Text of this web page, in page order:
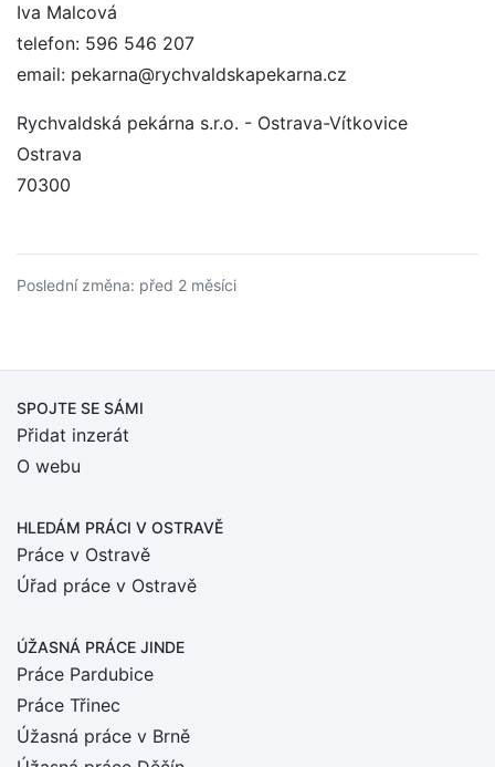
Iva Malcová
telefon: 596 546 207
email: pekarna@rychvaldskapekarna.cz
Rychvaldská pekárna s.r.o. - Ostrava-Vítkovice
Ostrava
70300
Poslední změna: před 2 měsíci
SPOJTE SE SÁMI
Přidat inzerát
O webu
HLEDÁM PRÁCI V OSTRAVĚ
Práce v Ostravě
Úřad práce v Ostravě
ÚŽASNÁ PRÁCE JINDE
Práce Pardubice
Práce Třinec
Úžasná práce v Brně